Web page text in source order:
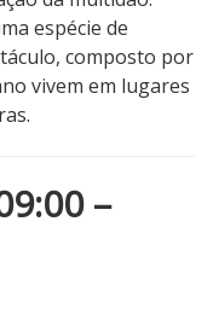
espécie de
composto por
vivem em lugares
–